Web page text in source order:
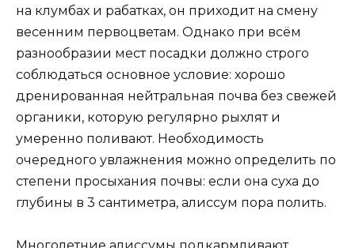
на клумбах и рабатках, он приходит на смену
весенним первоцветам. Однако при всём
разнообразии мест посадки должно строго
соблюдаться основное условие: хорошо
дренированная нейтральная почва без свежей
органики, которую регулярно рыхлят и
умеренно поливают. Необходимость
очередного увлажнения можно определить по
степени просыхания почвы: если она суха до
глубины в 3 сантиметра, алиссум пора полить.